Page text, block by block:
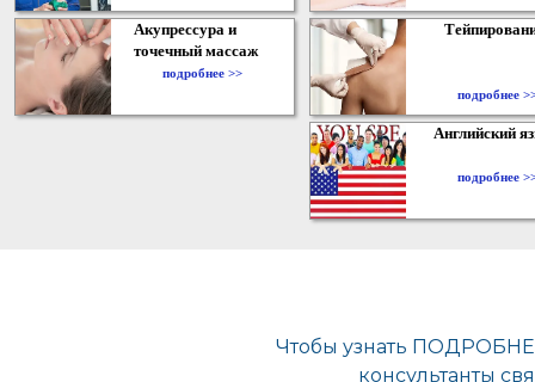
Акупрессура и
точечный массаж
подробнее >>
подробнее
Английский
подробнее